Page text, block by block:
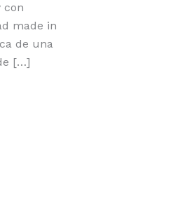
con
made in
de una
[…]